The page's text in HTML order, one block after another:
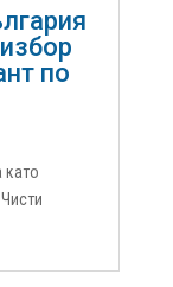
по
като
води,